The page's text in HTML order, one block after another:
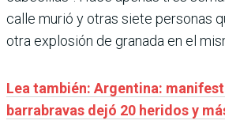
calle murió y otras siete personas
otra explosión de granada en el
Lea también: Argentina:
barrabravas dejó 20 heridos y